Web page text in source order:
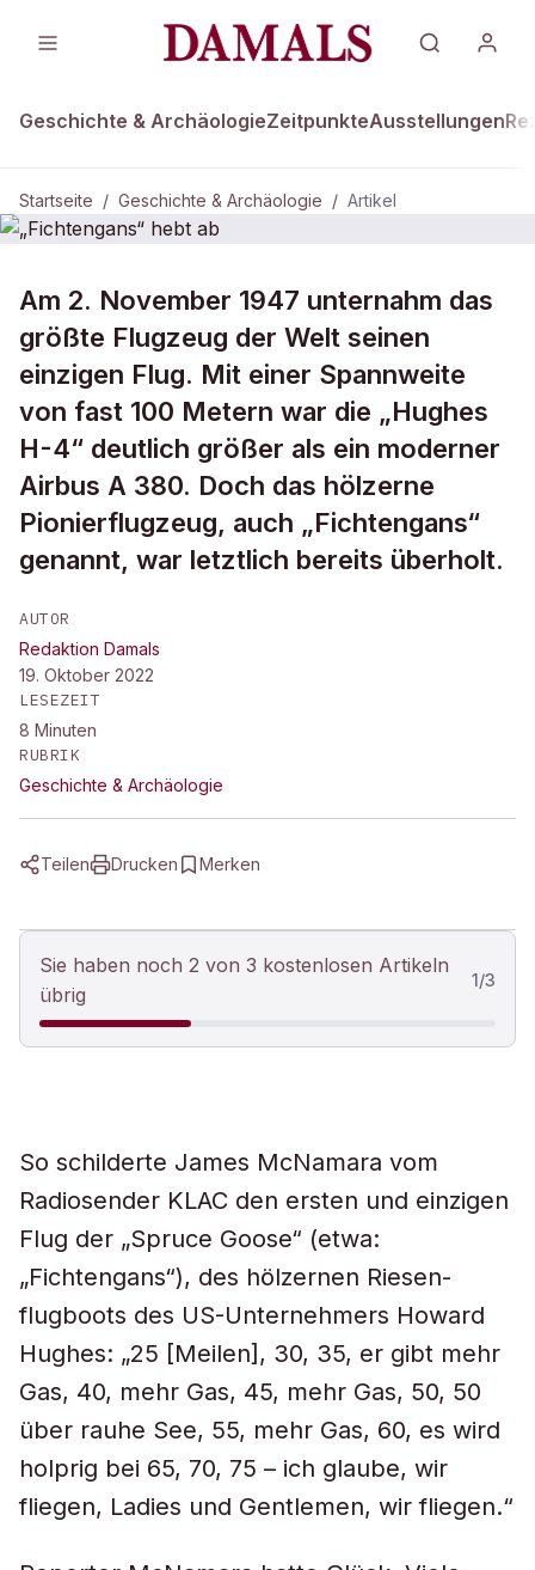
Geschichte & ArchäologieZeitpunkteAusstellungen
Startseite / Geschichte & Archäologie / Artikel
GESCHICHTE & ARCHÄOLOGIE
„Fichtengans“ hebt ab
Am 2. November 1947 unternahm das
größte Flugzeug der Welt seinen
einzigen Flug. Mit einer Spannweite
von fast 100 Metern war die „Hughes
H-4“ deutlich größer als ein moderner
Airbus A 380. Doch das hölzerne
Pionierflugzeug, auch „Fichtengans“
genannt, war letztlich bereits überholt.
AUTOR
Redaktion Damals
19. Oktober 2022
LESEZEIT
8 Minuten
RUBRIK
Geschichte & Archäologie
Teilen Drucken Merken
Sie haben noch 2 von 3 kostenlosen Artikeln
übrig
1/3
So schilderte James McNamara vom
Radiosender KLAC den ersten und einzigen
Flug der „Spruce Goose“ (etwa:
„Fichtengans“), des hölzernen Riesen-
flugboots des US-Unternehmers Howard
Hughes: „25 [Meilen], 30, 35, er gibt mehr
Gas, 40, mehr Gas, 45, mehr Gas, 50, 50
über rauhe See, 55, mehr Gas, 60, es wird
holprig bei 65, 70, 75 – ich glaube, wir
fliegen, Ladies und Gentlemen, wir fliegen.“